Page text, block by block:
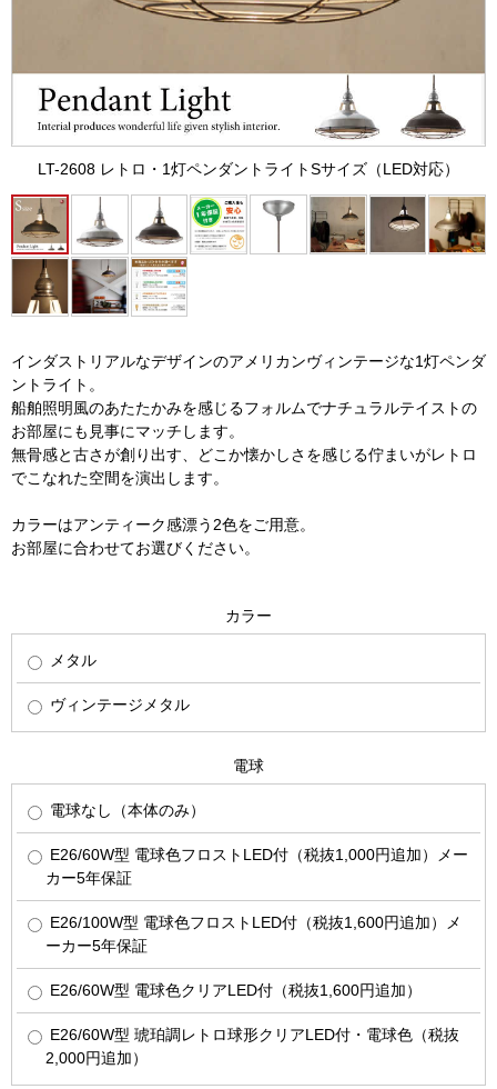
LT-2608 レトロ・1灯ペンダントライトSサイズ（LED対応）
インダストリアルなデザインのアメリカンヴィンテージな1灯ペンダ
ントライト。
船舶照明風のあたたかみを感じるフォルムでナチュラルテイストの
お部屋にも見事にマッチします。
無骨感と古さが創り出す、どこか懐かしさを感じる佇まいがレトロ
でこなれた空間を演出します。
カラーはアンティーク感漂う2色をご用意。
お部屋に合わせてお選びください。
カラー
メタル
ヴィンテージメタル
電球
電球なし（本体のみ）
E26/60W型 電球色フロストLED付（税抜1,000円追加）メー
カー5年保証
E26/100W型 電球色フロストLED付（税抜1,600円追加）メ
ーカー5年保証
E26/60W型 電球色クリアLED付（税抜1,600円追加）
E26/60W型 琥珀調レトロ球形クリアLED付・電球色（税抜
2,000円追加）